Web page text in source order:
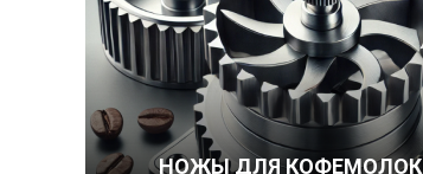
НОЖЫ ДЛЯ КОФЕМОЛОК